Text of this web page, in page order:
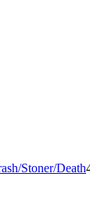
Stoner/Death